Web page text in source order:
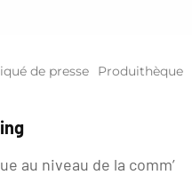
de presse
Produithèque
au niveau de la comm’